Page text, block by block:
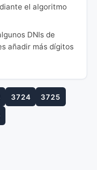
el algoritmo
DNIs de
añadir más dígitos
3724 3725